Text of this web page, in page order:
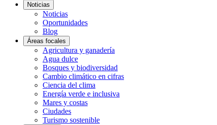
Noticias
Noticias
Oportunidades
Blog
Áreas focales
Agricultura y ganadería
Agua dulce
Bosques y biodiversidad
Cambio climático en cifras
Ciencia del clima
Energía verde e inclusiva
Mares y costas
Ciudades
Turismo sostenible